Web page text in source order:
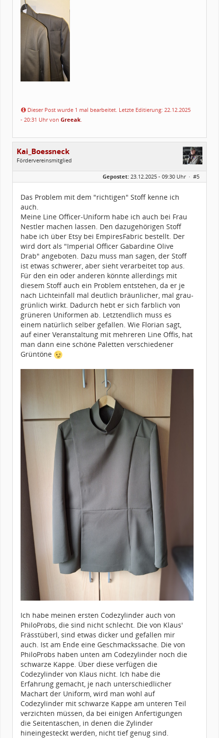
Dieser Post wurde 1 mal bearbeitet. Letzte Editierung: 22.12.2025
- 20:31 Uhr von Greeak
Kai_Boessneck
Fördervereinsmitglied
Geschlecht:
Beiträge:
45
Legion-ID:
23400
Squad-Zugehörigkeit:
Kostüme:
Im Profil...
Gepostet: 23.12.2025 - 09:30 Uhr · #5
Das Problem mit dem "richtigen" Stoff kenne ich
auch.
Meine Line Officer-Uniform habe ich auch bei Frau
Nestler machen lassen. Den dazugehörigen Stoff
habe ich über Etsy bei EmpiresFabric bestellt. Der
wird dort als "Imperial Officer Gabardine Olive
Drab" angeboten. Dazu muss man sagen, der Stoff
ist etwas schwerer, aber sieht verarbeitet top aus.
Für den ein oder anderen könnte allerdings mit
diesem Stoff auch ein Problem entstehen, da er je
nach Lichteinfall mal deutlich bräunlicher, mal grau-
grünlich wirkt. Dadurch hebt er sich farblich von
grüneren Uniformen ab. Letztendlich muss es
einem natürlich selber gefallen. Wie Florian sagt,
auf einer Veranstaltung mit mehreren Line Offis, hat
man dann eine schöne Paletten verschiedener
Grüntöne
Ich habe meinen ersten Codezylinder auch von
PhiloProbs, die sind nicht schlecht. Die von Klaus'
Frässtüberl, sind etwas dicker und gefallen mir
auch. Ist am Ende eine Geschmackssache. Die von
PhiloProbs haben unten am Codezylinder noch die
schwarze Kappe. Über diese verfügen die
Codezylinder von Klaus nicht. Ich habe die
Erfahrung gemacht, je nach unterschiedlicher
Machart der Uniform, wird man wohl auf
Codezylinder mit schwarze Kappe am unteren Teil
verzichten müssen, da bei einigen Anfertigungen
die Seitentaschen, in denen die Zylinder
hineingesteckt werden, nicht tief genug sind.